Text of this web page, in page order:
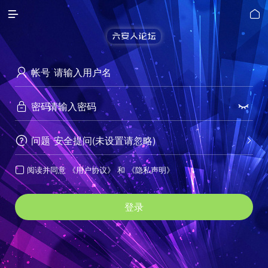
 
 帐号
 密码 
 问题 
安全提问(未设置请忽略)
 阅读并同意 《用户协议》 和 《隐私声明》
登录